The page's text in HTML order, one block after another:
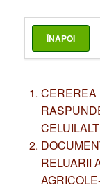
CEREREA
RELUARII